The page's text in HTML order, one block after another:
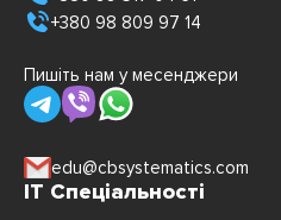
+380 98 809 97 14
Пишіть нам у месенджери
edu@cbsystematics.com
IT Спеціальності